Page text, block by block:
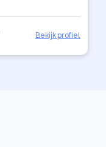
Bekijk profiel